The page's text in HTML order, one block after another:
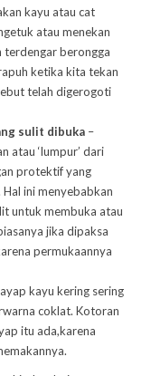
kayu atau cat
atau menekan
terdengar berongga
ketika kita tekan
telah digerogoti
sulit dibuka –
atau ‘lumpur’ dari
protektif yang
ini menyebabkan
untuk membuka atau
jika dipaksa
permukaannya
kayu kering sering
coklat. Kotoran
itu ada,karena